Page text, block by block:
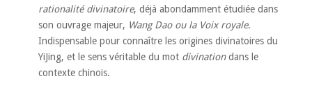
rationalité divinatoire, déjà abondamment étudiée dans
son ouvrage majeur, Wang Dao ou la Voix royale.
Indispensable pour connaître les origines divinatoires du
YiJing, et le sens véritable du mot divinationdans le
contexte chinois.